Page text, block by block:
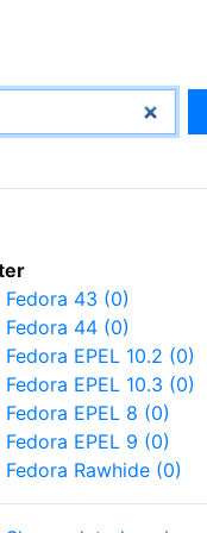
Fedora 43 (0)
Fedora 44 (0)
Fedora EPEL 10.2 (0)
Fedora EPEL 10.3 (0)
Fedora EPEL 8 (0)
Fedora EPEL 9 (0)
Fedora Rawhide (0)